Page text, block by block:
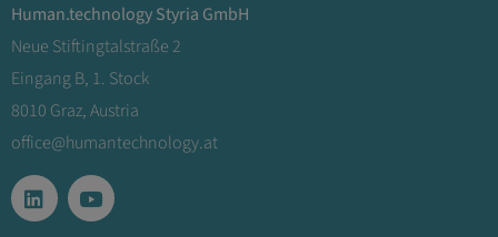
Human.technology Styria GmbH
Neue Stiftingtalstraße 2
Eingang B, 1. Stock
8010 Graz, Austria
office@humantechnology.at